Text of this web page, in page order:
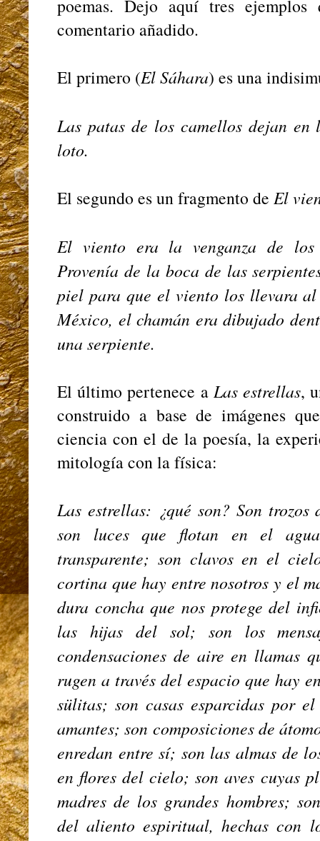
poemas. Dejo aquí tres ejemplos
comentario añadido.
El primero (El Sáhara) es una
Las patas de los camellos dejan
loto.
El segundo es un fragmento de El
El viento era la venganza de los
Provenía de la boca de las
piel para que el viento los llevara
México, el chamán era dibujado
una serpiente.
El último pertenece a Las estrellas,
construido a base de imágenes
ciencia con el de la poesía, la
mitología con la física:
Las estrellas: ¿qué son? Son
son luces que flotan en el
transparente; son clavos en el
cortina que hay entre nosotros y el
dura concha que nos protege del
las hijas del sol; son los
condensaciones de aire en llamas
rugen a través del espacio que hay
sülitas; son casas esparcidas por
amantes; son composiciones de
enredan entre sí; son las almas de
en flores del cielo; son aves cuyas
madres de los grandes hombres;
del aliento espiritual, hechas con